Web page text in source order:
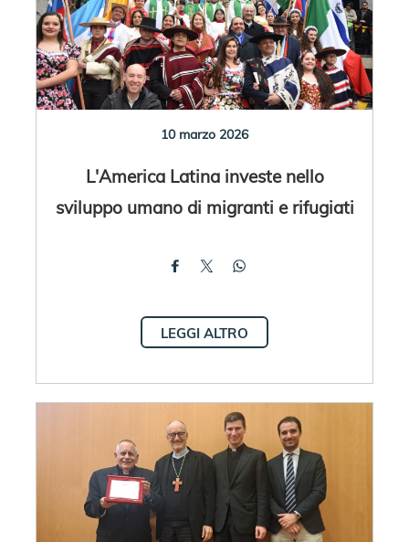
10 marzo 2026
L'America Latina investe nello
sviluppo umano di migranti e rifugiati
LEGGI ALTRO